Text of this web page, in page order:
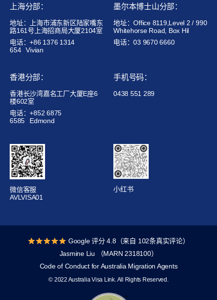
上海分部：
地址：上海市浦东新区陆家嘴东
路161号上海招商局大厦2104室
电话：+86 1376 1314
654
Vivian
墨尔本博士山分部：
地址：Office 8119,Level 2 / 990
Whitehorse Road, Box Hil
电话：03 9670 6660
香港分部：
香港长沙湾嘉名工厂大厦E座6
楼602室
电话：+852 6875
6585
Edmond
手机号码：
0438 551 289
微信客服
AVLVISA01
小红书
Google 评分 4.8（来自 102条真实评论）
Jasmine Liu （MARN 2318100）
Code of Conduct for Australia Migration Agents
© 2022 Australia Visa Link. All Rights Reserved.